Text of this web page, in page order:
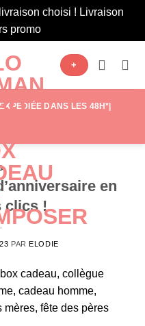
choisi ! Livraison
promo
+
DANS LES 48H*|
en
clics !
PARELODIE